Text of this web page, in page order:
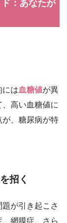
：あなたが
には血糖値が異
高い血糖値に
が、糖尿病が特
招く
が引き起こさ
網膜症、さら